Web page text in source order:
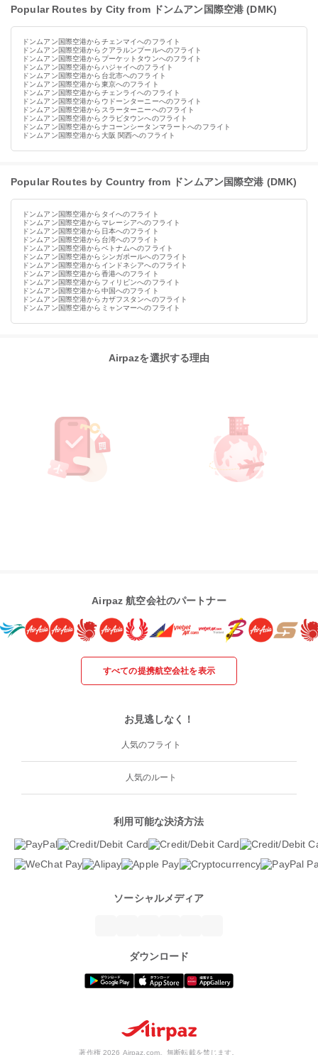
Popular Routes by City from ドンムアン国際空港 (DMK)
ドンムアン国際空港からチェンマイへのフライト
ドンムアン国際空港からクアラルンプールへのフライト
ドンムアン国際空港からプーケットタウンへのフライト
ドンムアン国際空港からハジャイへのフライト
ドンムアン国際空港から台北市へのフライト
ドンムアン国際空港から東京へのフライト
ドンムアン国際空港からチェンライへのフライト
ドンムアン国際空港からウドーンターニーへのフライト
ドンムアン国際空港からスラーターニーへのフライト
ドンムアン国際空港からクラビタウンへのフライト
ドンムアン国際空港からナコーンシータンマラートへのフライト
ドンムアン国際空港から大阪 関西へのフライト
Popular Routes by Country from ドンムアン国際空港 (DMK)
ドンムアン国際空港からタイへのフライト
ドンムアン国際空港からマレーシアへのフライト
ドンムアン国際空港から日本へのフライト
ドンムアン国際空港から台湾へのフライト
ドンムアン国際空港からベトナムへのフライト
ドンムアン国際空港からシンガポールへのフライト
ドンムアン国際空港からインドネシアへのフライト
ドンムアン国際空港から香港へのフライト
ドンムアン国際空港からフィリピンへのフライト
ドンムアン国際空港から中国へのフライト
ドンムアン国際空港からカザフスタンへのフライト
ドンムアン国際空港からミャンマーへのフライト
Airpazを選択する理由
Airpaz 航空会社のパートナー
すべての提携航空会社を表示
お見逃しなく！
人気のフライト
人気のルート
利用可能な決済方法
ソーシャルメディア
ダウンロード
著作権 2026 Airpaz.com。無断転載を禁じます。